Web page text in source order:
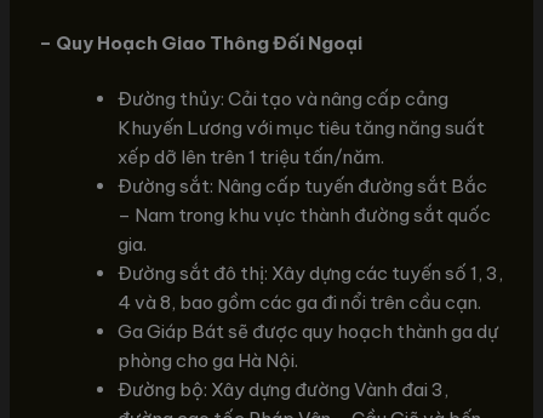
– Quy Hoạch Giao Thông Đối Ngoại
Đường thủy: Cải tạo và nâng cấp cảng
Khuyến Lương với mục tiêu tăng năng suất
xếp dỡ lên trên 1 triệu tấn/năm.
Đường sắt: Nâng cấp tuyến đường sắt Bắc
– Nam trong khu vực thành đường sắt quốc
gia.
Đường sắt đô thị: Xây dựng các tuyến số 1, 3,
4 và 8, bao gồm các ga đi nổi trên cầu cạn.
Ga Giáp Bát sẽ được quy hoạch thành ga dự
phòng cho ga Hà Nội.
Đường bộ: Xây dựng đường Vành đai 3,